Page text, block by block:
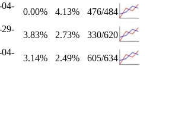
04-
0.00% 4.13% 476/484
29-
3.83% 2.73% 330/620
04-
3.14% 2.49% 605/634